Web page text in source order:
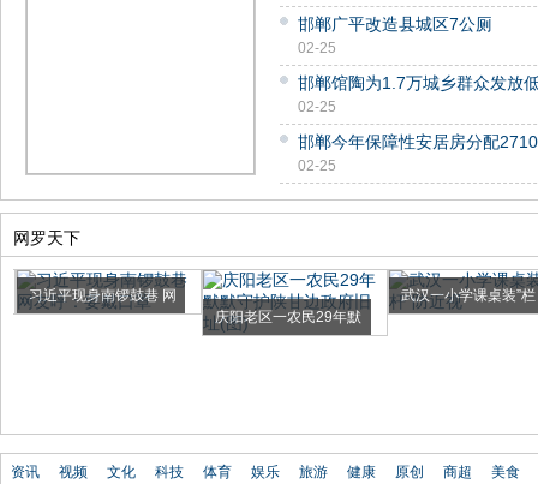
邯郸广平改造县城区7公厕
02-25
邯郸馆陶为1.7万城乡群众发放
02-25
邯郸今年保障性安居房分配
02-25
网罗天下
习近平现身南锣鼓巷 网
庆阳老区一农民29年默
武汉一小学课桌装”栏
资讯 视频 文化 科技 体育 娱乐 旅游 健康 原创 商超 美食